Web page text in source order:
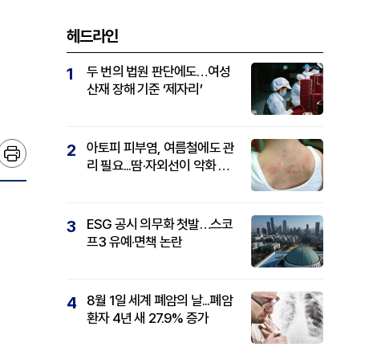
헤드라인
1
두 번의 법원 판단에도…여성
산재 장해 기준 ‘제자리’
2
아토피 피부염, 여름철에도 관
리 필요...땀·자외선이 악화 요
3
ESG 공시 의무화 첫발…스코
프3 유예·면책 논란
4
8월 1일 세계 폐암의 날...폐암
환자 4년 새 27.9% 증가